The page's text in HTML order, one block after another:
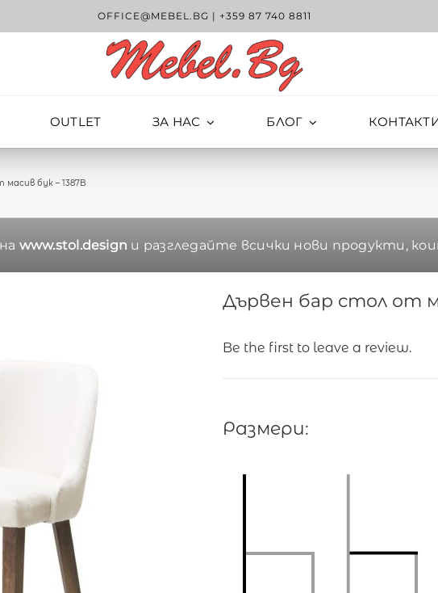
OFFICE@MEBEL.BG | +359 87 740 8811
OUTLET ЗА НАС БЛОГ
бук – 1387B
www.stol.design и разгледайте всички нови продукти,
Дървен бар стол от
Be the first to leave a review.
Размери: